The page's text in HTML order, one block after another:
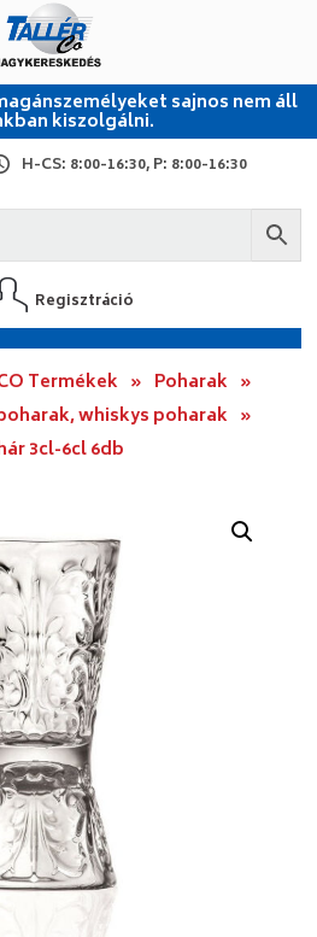
sajnos nem áll
kiszolgálni.
H-CS: 8:00-16:30, P: 8:00-16:30
Regisztráció
Termékek » Poharak »
whiskys poharak »
3cl-6cl 6db